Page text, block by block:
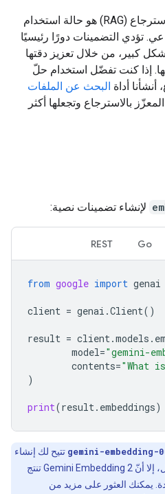
إنشاء أنظمة التوليد المعزّز بالاسترجاع (RAG) هو حالة استخدام
تؤدي التضمينات دورًا رئيسيًا
كبير، من خلال تعزيز دقتها
إذا كنت تفضّل استخدام حلّ
أنشأنا أداة البحث عن الملفات
بالاسترجاع وتجعلها أكثر
لإنشاء تضمينات نصية:
Go
REST
from google import genai
client = genai .Client()
result = client.models .
model="gemini-
contents="What
)
print(result. embeddings)
gemini-embedding- تتيح لك إنشاء
تضمينات فردية لقائمة من السلاسل، إلا أنّ Gemini Embedding 2 تنتج
يمكنك العثور على مزيد من